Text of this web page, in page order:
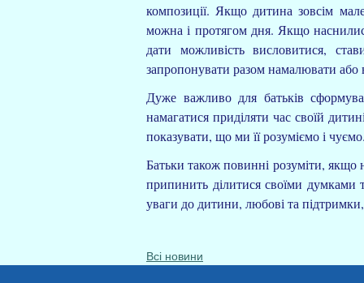
композиції. Якщо дитина зовсім
можна і протягом дня. Якщо
дати можливість висловитися,
запропонувати разом намалювати
Дуже важливо для батьків
намагатися приділяти час своїй
показувати, що ми її розуміємо і
Батьки також повинні розуміти, якщо
припинить ділитися своїми думками
уваги до дитини, любові та
Всі новини